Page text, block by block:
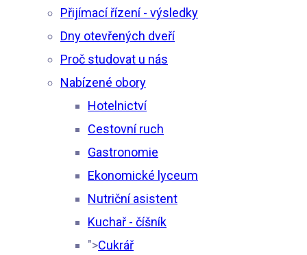
Přijímací řízení - výsledky
Dny otevřených dveří
Proč studovat u nás
Nabízené obory
Hotelnictví
Cestovní ruch
Gastronomie
Ekonomické lyceum
Nutriční asistent
Kuchař - číšník
">Cukrář